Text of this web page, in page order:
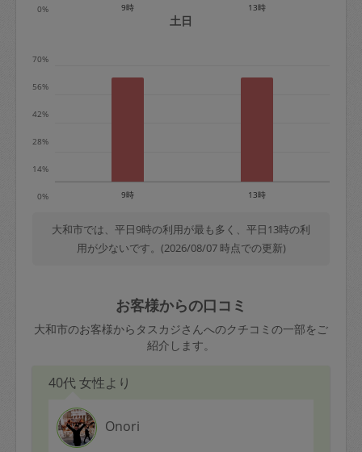
※キャンセル料金の設定について：
相当で料金設定されています。
0% 9時 13時
土日
0%
14%
28%
42%
56%
70%
9時 13時
大和市では、平日9時の利用が最も多く、平日13時の利
用が少ないです。(2026/08/07 時点での更新)
お客様からの口コミ
大和市のお客様からタスカジさんへのクチコミの一部をご
紹介します。
40代 女性より
Onori